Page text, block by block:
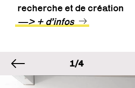
recherche et de création
—> + d’infos
image précédente
IMAGE
1/4